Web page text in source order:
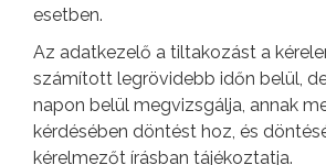
esetben.
Az adatkezelő a tiltakozást a
számított legrövidebb időn belül,
napon belül megvizsgálja, annak
kérdésében döntést hoz, és
kérelmezőt írásban tájékoztatja.